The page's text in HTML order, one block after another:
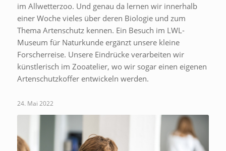
im Allwetterzoo. Und genau da lernen wir innerhalb
einer Woche vieles über deren Biologie und zum
Thema Artenschutz kennen. Ein Besuch im LWL-
Museum für Naturkunde ergänzt unsere kleine
Forscherreise. Unsere Eindrücke verarbeiten wir
künstlerisch im Zooatelier, wo wir sogar einen eigenen
Artenschutzkoffer entwickeln werden.
24. Mai 2022